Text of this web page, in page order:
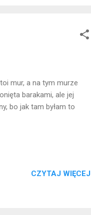
mur, a na tym murze
barakami, ale jej
bo jak tam byłam to
CZYTAJ WIĘCEJ